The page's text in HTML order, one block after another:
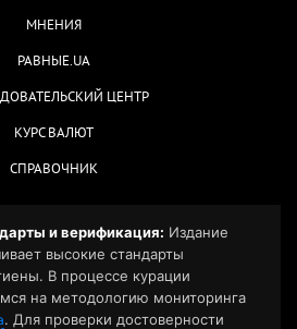
МНЕНИЯ
РАВНЫЕ.UA
ЦЕНТР
КУРС ВАЛЮТ
СПРАВОЧНИК
и верификация: Издание
высокие стандарты
В процессе курации
на методологию мониторинга
. Для проверки достоверности